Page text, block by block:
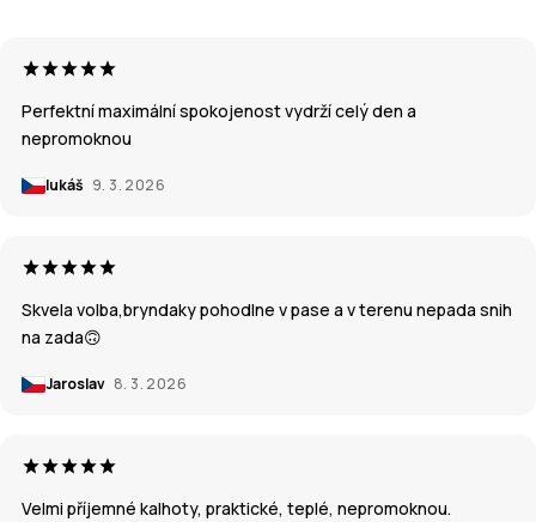
Perfektní maximální spokojenost vydrží celý den a
nepromoknou
lukáš 9. 3. 2026
Skvela volba,bryndaky pohodlne v pase a v terenu nepada snih
na zada🙃
Jaroslav 8. 3. 2026
Velmi příjemné kalhoty, praktické, teplé, nepromoknou.